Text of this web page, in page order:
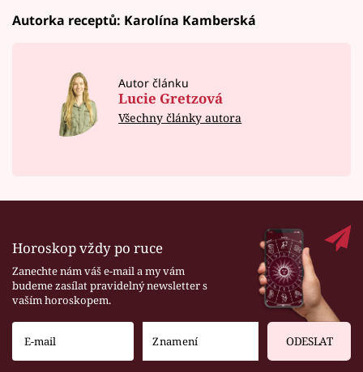
Autorka receptů: Karolína Kamberská
Autor článku
Lucie Gretzová
Všechny články autora
Horoskop vždy po ruce
Zanechte nám váš e-mail a my vám
budeme zasílat pravidelný newsletter s
vaším horoskopem.
ODESLAT